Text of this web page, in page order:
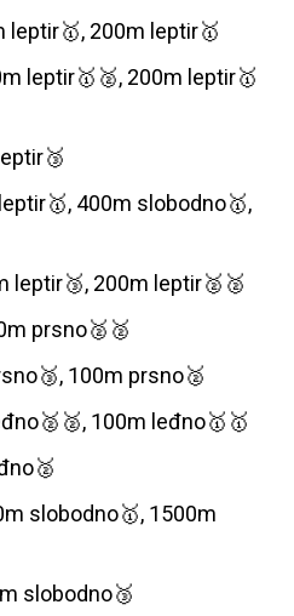
leptir🥇, 200m leptir🥇
leptir🥇🥈, 200m leptir🥇
400m slobodno🥇,
leptir🥉, 200m leptir🥈🥈
prsno🥈🥈
100m prsno🥈
100m leđno🥇🥇
slobodno🥇, 1500m
slobodno🥉